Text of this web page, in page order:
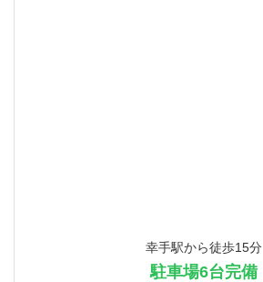
幸手駅から徒歩15分
駐車場6台完備